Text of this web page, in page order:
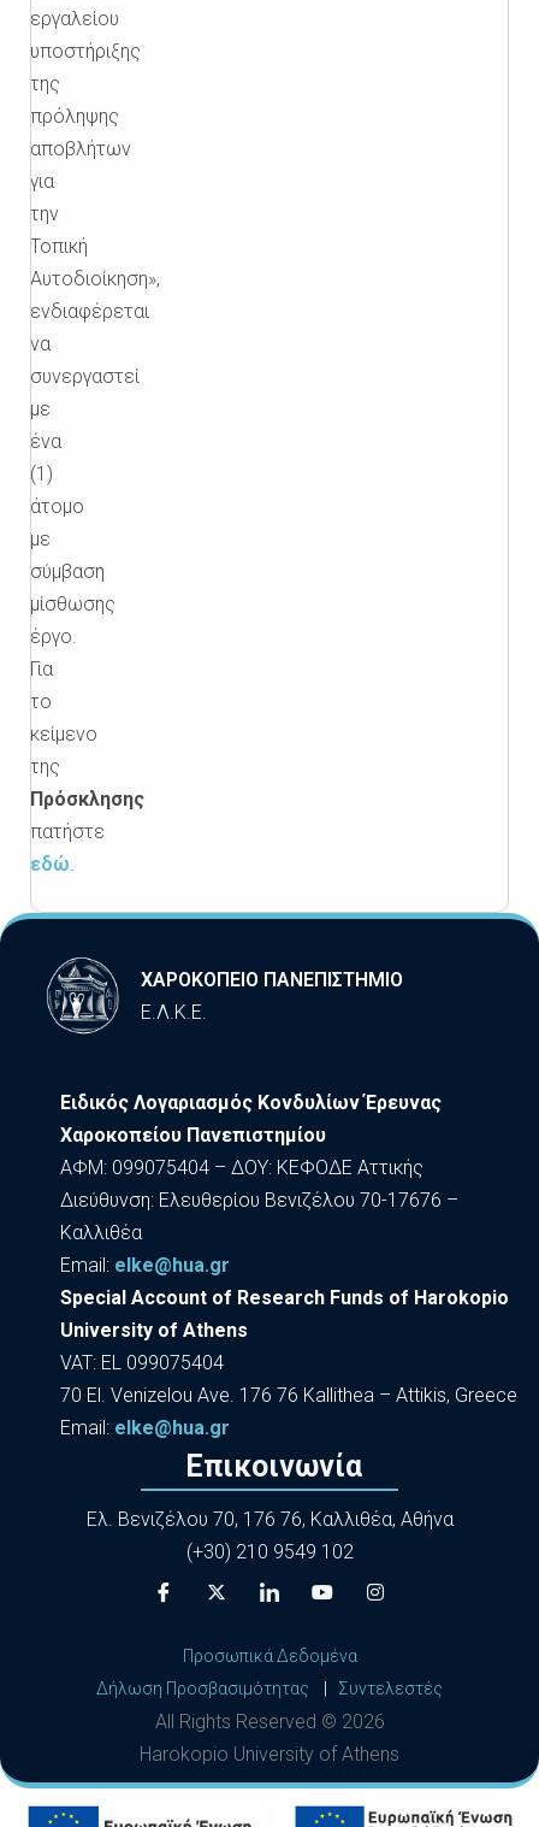
εργαλείου
υποστήριξης
της
πρόληψης
αποβλήτων
για
την
Τοπική
Αυτοδιοίκηση»,
ενδιαφέρεται
να
συνεργαστεί
με
ένα
(1)
άτομο
με
σύμβαση
μίσθωσης
έργο.
Για
το
κείμενο
της
Πρόσκλησης
πατήστε
εδώ.
ΧΑΡΟΚΟΠΕΙΟ ΠΑΝΕΠΙΣΤΗΜΙΟ
Ε.Λ.Κ.Ε.
Ειδικός Λογαριασμός Κονδυλίων Έρευνας
Χαροκοπείου Πανεπιστημίου
ΑΦΜ: 099075404 – ΔΟΥ: ΚΕΦΟΔΕ Αττικής
Διεύθυνση: Ελευθερίου Βενιζέλου 70-17676 –
Καλλιθέα
Εmail: elke@hua.gr
Special Account of Research Funds of Harokopio
University of Athens
VAT: EL 099075404
70 El. Venizelou Ave. 176 76 Kallithea – Attikis, Greece
Εmail: elke@hua.gr
Επικοινωνία
Ελ. Βενιζέλου 70, 176 76, Καλλιθέα, Αθήνα
(+30) 210 9549 102
Προσωπικά Δεδομένα
Δήλωση Προσβασιμότητας
Συντελεστές
All Rights Reserved © 2026
Harokopio University of Athens